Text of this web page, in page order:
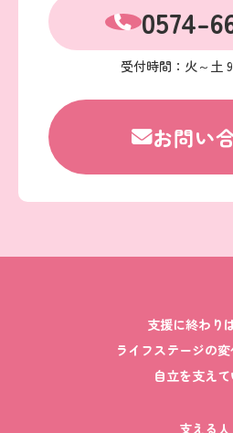
0574-
受付時間：火～土
お問い
支援に終わり
ライフステージの
自立を支えて
支える人